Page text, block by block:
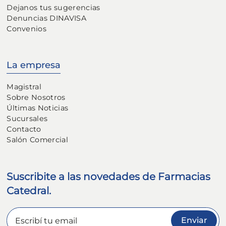
Dejanos tus sugerencias
Denuncias DINAVISA
Convenios
La empresa
Magistral
Sobre Nosotros
Últimas Noticias
Sucursales
Contacto
Salón Comercial
Suscribite a las novedades de Farmacias
Catedral.
Enviar